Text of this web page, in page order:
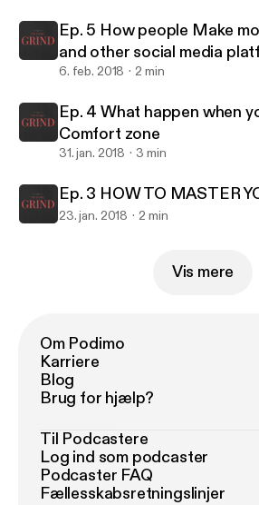
Ep. 5 How people Make
and other social media
6. feb. 2018 2 min
Ep. 4 What happen when
Comfort zone
31. jan. 2018 3 min
Ep. 3 HOW TO MASTER
23. jan. 2018 2 min
Vis mere
Om Podimo
Karriere
Blog
Brug for hjælp?
Til Podcastere
Log ind som podcaster
Podcaster FAQ
Fællesskabsretningslinjer